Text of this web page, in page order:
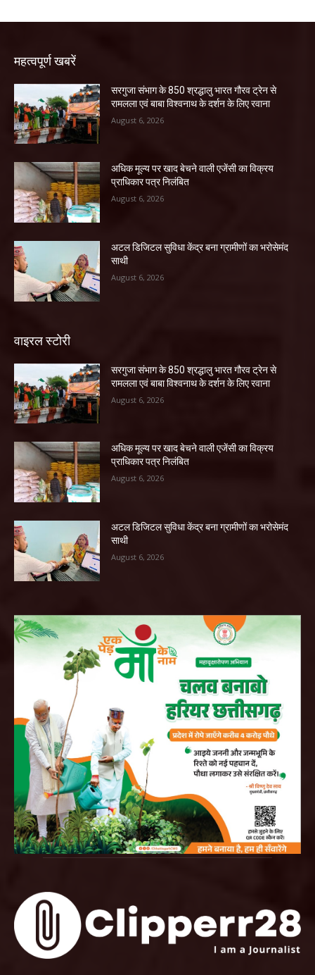
महत्वपूर्ण खबरें
सरगुजा संभाग के 850 श्रद्धालु भारत गौरव ट्रेन से
रामलला एवं बाबा विश्वनाथ के दर्शन के लिए रवाना
August 6, 2026
अधिक मूल्य पर खाद बेचने वाली एजेंसी का विक्रय
प्राधिकार पत्र निलंबित
August 6, 2026
अटल डिजिटल सुविधा केंद्र बना ग्रामीणों का भरोसेमंद
साथी
August 6, 2026
वाइरल स्टोरी
सरगुजा संभाग के 850 श्रद्धालु भारत गौरव ट्रेन से
रामलला एवं बाबा विश्वनाथ के दर्शन के लिए रवाना
August 6, 2026
अधिक मूल्य पर खाद बेचने वाली एजेंसी का विक्रय
प्राधिकार पत्र निलंबित
August 6, 2026
अटल डिजिटल सुविधा केंद्र बना ग्रामीणों का भरोसेमंद
साथी
August 6, 2026